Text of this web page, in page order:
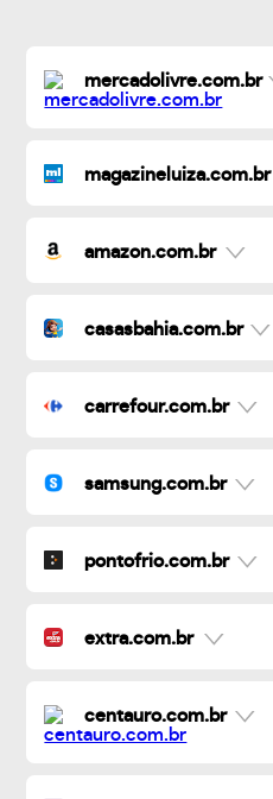
mercadolivre.com.br
magazineluiza.com.br
amazon.com.br
casasbahia.com.br
carrefour.com.br
samsung.com.br
pontofrio.com.br
extra.com.br
centauro.com.br